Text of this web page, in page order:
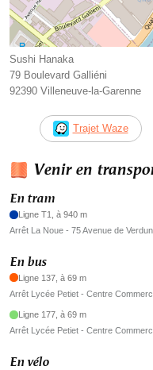
Sushi Hanaka
79 Boulevard Galliéni
92390 Villeneuve-la-Garenne
Trajet Waze
Venir en
En tram
Ligne T1, à 940 m
Arrêt La Noue - 75 Avenue de Verdun
En bus
Ligne 137, à 69 m
Arrêt Lycée Petiet - Centre
Ligne 177, à 69 m
Arrêt Lycée Petiet - Centre
En vélo